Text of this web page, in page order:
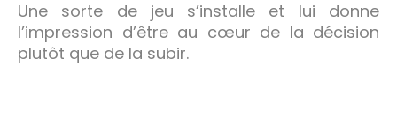
Une sorte de jeu s’installe et lui donne
l’impression d’être au cœur de la décision
plutôt que de la subir.